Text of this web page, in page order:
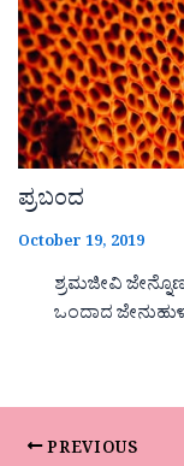
ಪ್ರಬಂದ
October 19, 2019
ಶ್ರಮಜೀವಿ
ಒಂದಾದ
PREVIOUS